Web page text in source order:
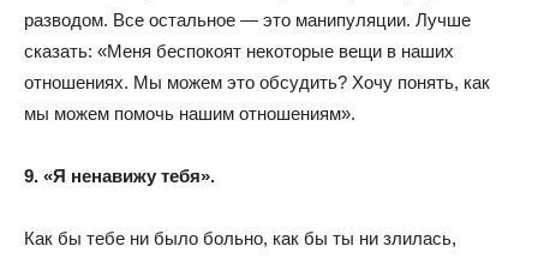
разводом. Все остальное — это манипуляции. Лучше
сказать: «Меня беспокоят некоторые вещи в наших
отношениях. Мы можем это обсудить? Хочу понять, как
мы можем помочь нашим отношениям».
9. «Я ненавижу тебя».
Как бы тебе ни было больно, как бы ты ни злилась,